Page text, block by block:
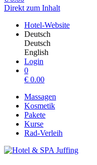
Direkt zum Inhalt
Hotel-Website
Deutsch
Deutsch
English
Login
0
€ 0.00
Massagen
Kosmetik
Pakete
Kurse
Rad-Verleih